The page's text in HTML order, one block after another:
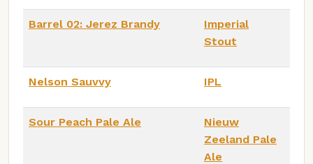
Barrel 02: Jerez Brandy
Imperial
Stout
Nelson Sauvvy IPL
Sour Peach Pale Ale
Nieuw
Zeeland Pale
Ale